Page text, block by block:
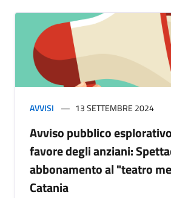
AVVISI 13 SETTEMBRE 2024
Avviso pubblico
favore degli anziani:
abbonamento al "teatro
Catania